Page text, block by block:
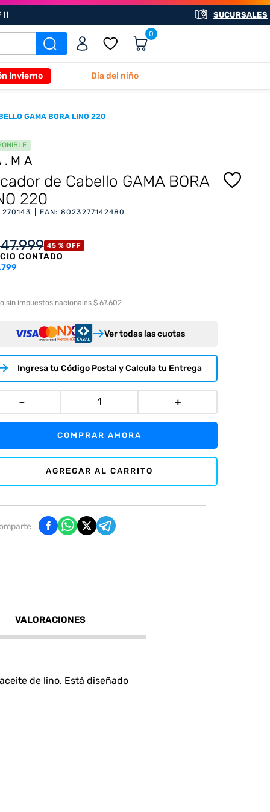
SUCURSALES
0
Invierno Día del niño
GAMA BORA LINO 220
de Cabello GAMA BORA
220
270143 EAN: 8023277142480
.999 45 % OFF
CONTADO
sin impuestos nacionales $ 67.602
Ver todas las cuotas
Ingresa tu Código Postal y Calcula tu Entrega
＋
－
COMPRAR AHORA
AGREGAR AL CARRITO
VALORACIONES
de lino. Está diseñado